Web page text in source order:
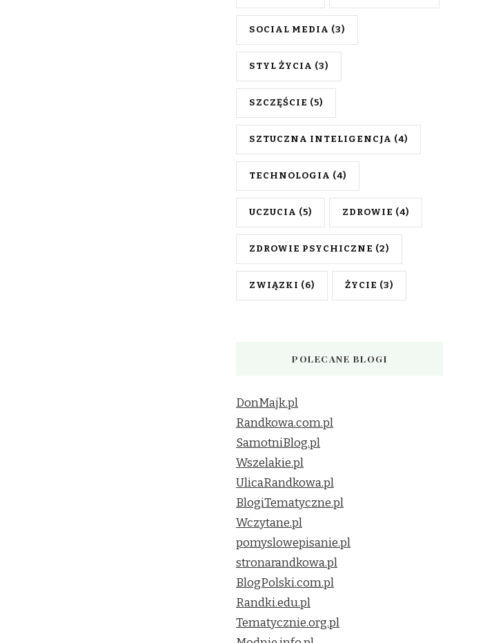
SOCIAL MEDIA (3)
STYL ŻYCIA (3)
SZCZĘŚCIE (5)
SZTUCZNA INTELIGENCJA (4)
TECHNOLOGIA (4)
UCZUCIA (5) ZDROWIE (4)
ZDROWIE PSYCHICZNE (2)
ZWIĄZKI (6) ŻYCIE (3)
POLECANE BLOGI
DonMajk.pl
Randkowa.com.pl
SamotniBlog.pl
Wszelakie.pl
UlicaRandkowa.pl
BlogiTematyczne.pl
Wczytane.pl
pomyslowepisanie.pl
stronarandkowa.pl
BlogPolski.com.pl
Randki.edu.pl
Tematycznie.org.pl